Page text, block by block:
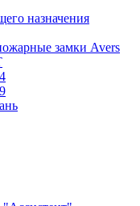
назначения
замки Avers